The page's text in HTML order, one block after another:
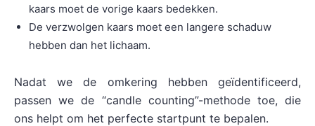
kaars moet de vorige kaars bedekken.
De verzwolgen kaars moet een langere schaduw
hebben dan het lichaam.
Nadat we de omkering hebben geïdentificeerd,
passen we de “candle counting”-methode toe, die
ons helpt om het perfecte startpunt te bepalen.